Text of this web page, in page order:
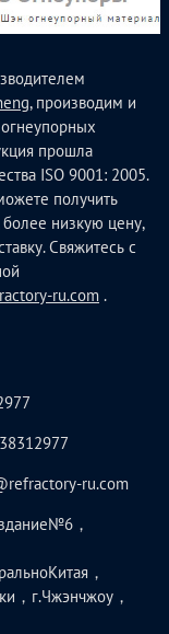
, производим и
прошла
ISO 9001: 2005.
получить
низкую цену,
Свяжитесь с
ru.com .
ru.com
，
，
，г.Чжэнчжоу，